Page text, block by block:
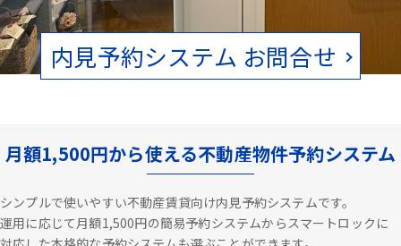
内見予約システム お問合せ
月額1,500円から使える不動産物件予約システム
シンプルで使いやすい不動産賃貸向け内見予約システムです。
運用に応じて月額1,500円の簡易予約システムからスマートロックに